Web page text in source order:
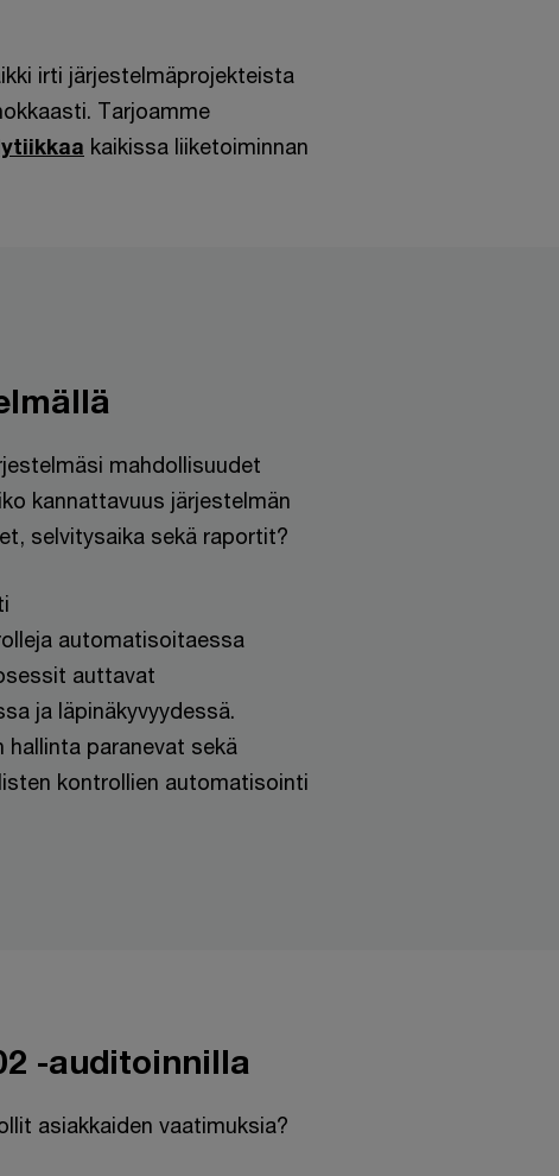
irti järjestelmäprojekteista
Tarjoamme
kaikissa liiketoiminnan
mahdollisuudet
kannattavuus järjestelmän
selvitysaika sekä raportit?
automatisoitaessa
auttavat
ja läpinäkyvyydessä.
hallinta paranevat sekä
kontrollien automatisointi
-auditoinnilla
asiakkaiden vaatimuksia?